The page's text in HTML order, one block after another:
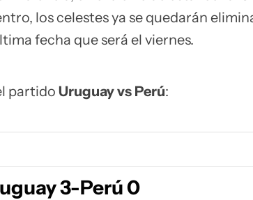
los celestes ya se quedarán
fecha que será el viernes.
partido Uruguay vs Perú:
3-Perú 0